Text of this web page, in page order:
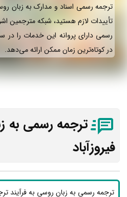
ترجمه رسمی اسناد و مدارک به زبان
تأییدات لازم هستید، شبکه مترجمین
رسمی دارای پروانه این خدمات را در
در کوتاه‌ترین زمان ممکن ارائه می‌دهد.
ترجمه رسمی به
فیروزآباد
ترجمه رسمی به زبان روسی به فرآیند